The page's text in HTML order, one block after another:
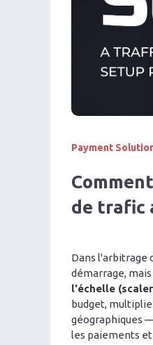
Payment
de trafic
Dans l'arbitrage
démarrage,
l'échelle
budget,
géographiques
les paiements